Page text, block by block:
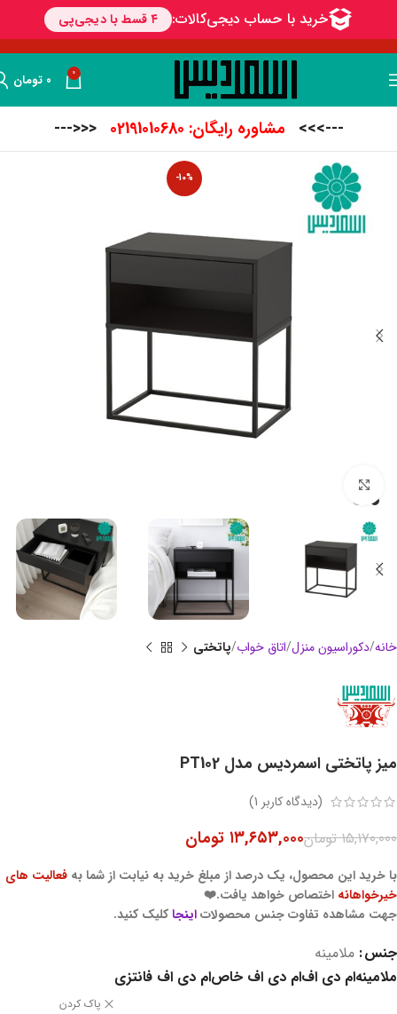
0 ۰ تومان
--->>> مشاوره رایگان: 02191010680 <<<---
-10%
خانه دکوراسیون منزل اتاق خواب پاتختی
میز پاتختی اسمردیس مدل PT102
(دیدگاه کاربر 1
)
۱۵,۱۷۰,۰۰۰تومان۱۳,۶۵۳,۰۰۰ تومان
با خرید این محصول، یک درصد از مبلغ خرید به نیابت از شما به فعالیت های
خیرخواهانه اختصاص خواهد یافت.❤️
جهت مشاهده تفاوت جنس محصولاتاینجا کلیک کنید.
جنس ملامینه
ملامینهام دی افام دی اف خاصام دی اف فانتزی
پاک کردن